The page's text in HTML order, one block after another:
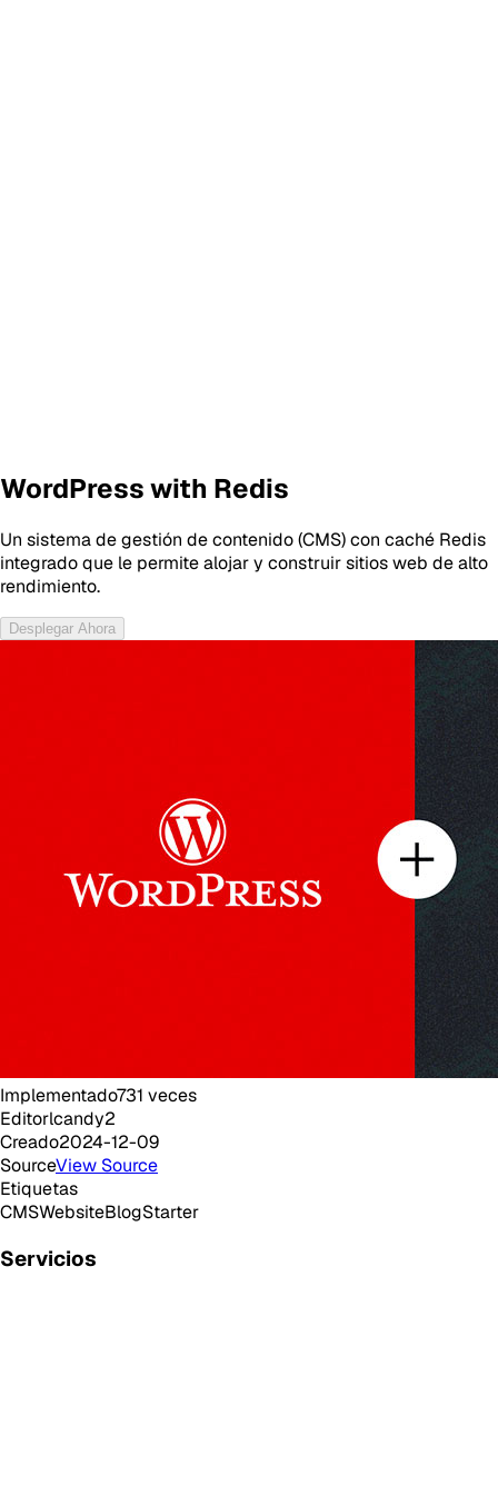
WordPress with Redis
Un sistema de gestión de contenido (CMS) con caché Redis
integrado que le permite alojar y construir sitios web de alto
rendimiento.
Desplegar Ahora
Implementado731 veces
Editorlcandy2
Creado2024-12-09
SourceView Source
Etiquetas
CMSWebsiteBlogStarter
Servicios